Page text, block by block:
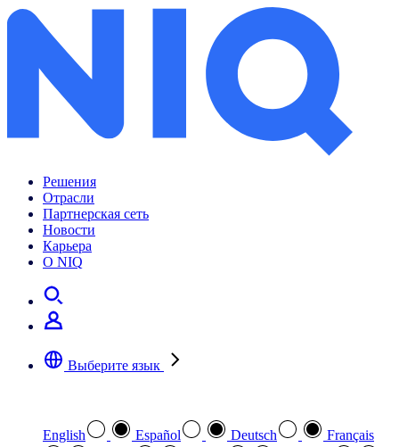
Решения
Отрасли
Партнерская сеть
Новости
Карьера
О NIQ
Выберите язык
English Español Deutsch
Français